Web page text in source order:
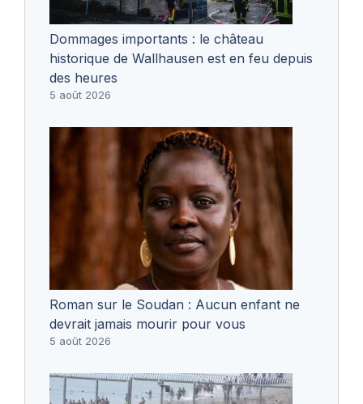
Dommages importants : le château
historique de Wallhausen est en feu depuis
des heures
5 août 2026
Roman sur le Soudan : Aucun enfant ne
devrait jamais mourir pour vous
5 août 2026